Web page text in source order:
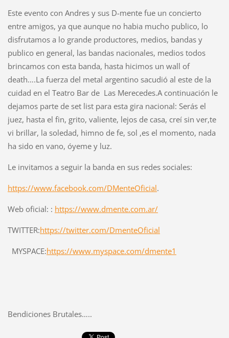
Este evento con Andres y sus D-mente fue un concierto
entre amigos, ya que aunque no habia mucho publico, lo
disfrutamos a lo grande productores, medios, bandas y
publico en general, las bandas nacionales, medios todos
brincamos con esta banda, hasta hicimos un wall of
death….La fuerza del metal argentino sacudió al este de la
cuidad en el Teatro Bar de Las Merecedes.A continuación le
dejamos parte de set list para esta gira nacional: Serás el
juez, hasta el fin, grito, valiente, lejos de casa, creí sin ver,te
vi brillar, la soledad, himno de fe, sol ,es el momento, nada
ha sido en vano, óyeme y luz.
Le invitamos a seguir la banda en sus redes sociales:
https://www.facebook.com/DMenteOficial.
Web oficial: : https://www.dmente.com.ar/
TWITTER:https://twitter.com/DmenteOficial
MYSPACE:https://www.myspace.com/dmente1
Bendiciones Brutales…..